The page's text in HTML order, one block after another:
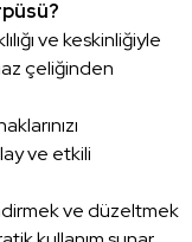
ve keskinliğiyle
çeliğinden
ve etkili
ve düzeltmek